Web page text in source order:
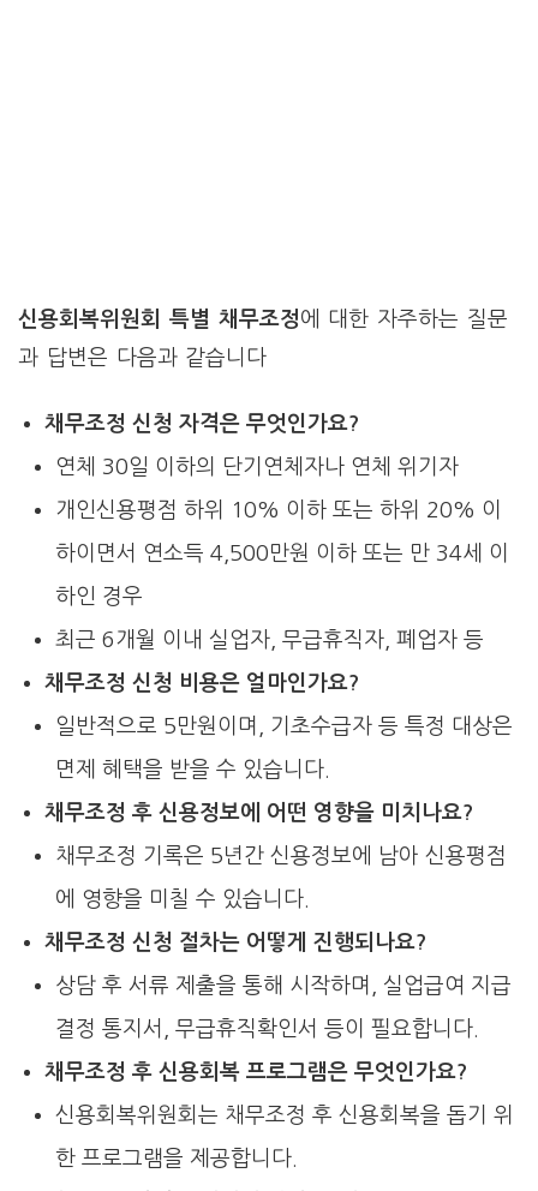
신용회복위원회 특별 채무조정에 대한 자주하는 질문
과 답변은 다음과 같습니다
채무조정 신청 자격은 무엇인가요?
연체 30일 이하의 단기연체자나 연체 위기자
개인신용평점 하위 10% 이하 또는 하위 20% 이
하이면서 연소득 4,500만원 이하 또는 만 34세 이
하인 경우
최근 6개월 이내 실업자, 무급휴직자, 폐업자 등
채무조정 신청 비용은 얼마인가요?
일반적으로 5만원이며, 기초수급자 등 특정 대상은
면제 혜택을 받을 수 있습니다.
채무조정 후 신용정보에 어떤 영향을 미치나요?
채무조정 기록은 5년간 신용정보에 남아 신용평점
에 영향을 미칠 수 있습니다.
채무조정 신청 절차는 어떻게 진행되나요?
상담 후 서류 제출을 통해 시작하며, 실업급여 지급
결정 통지서, 무급휴직확인서 등이 필요합니다.
채무조정 후 신용회복 프로그램은 무엇인가요?
신용회복위원회는 채무조정 후 신용회복을 돕기 위
한 프로그램을 제공합니다.